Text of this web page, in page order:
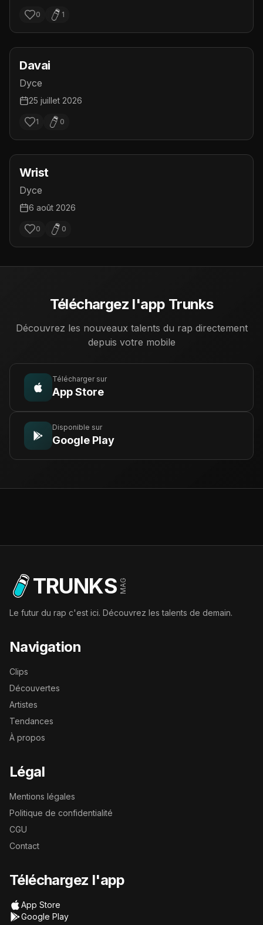
0 1
Davai
Dyce
25 juillet 2026
1 0
Wrist
Dyce
6 août 2026
0 0
Téléchargez l'app Trunks
Découvrez les nouveaux talents du rap directement
depuis votre mobile
Télécharger sur
App Store
Disponible sur
Google Play
TRUNKS MAG
Le futur du rap c'est ici. Découvrez les talents de demain.
Navigation
Clips
Découvertes
Artistes
Tendances
À propos
Légal
Mentions légales
Politique de confidentialité
CGU
Contact
Téléchargez l'app
App Store
Google Play